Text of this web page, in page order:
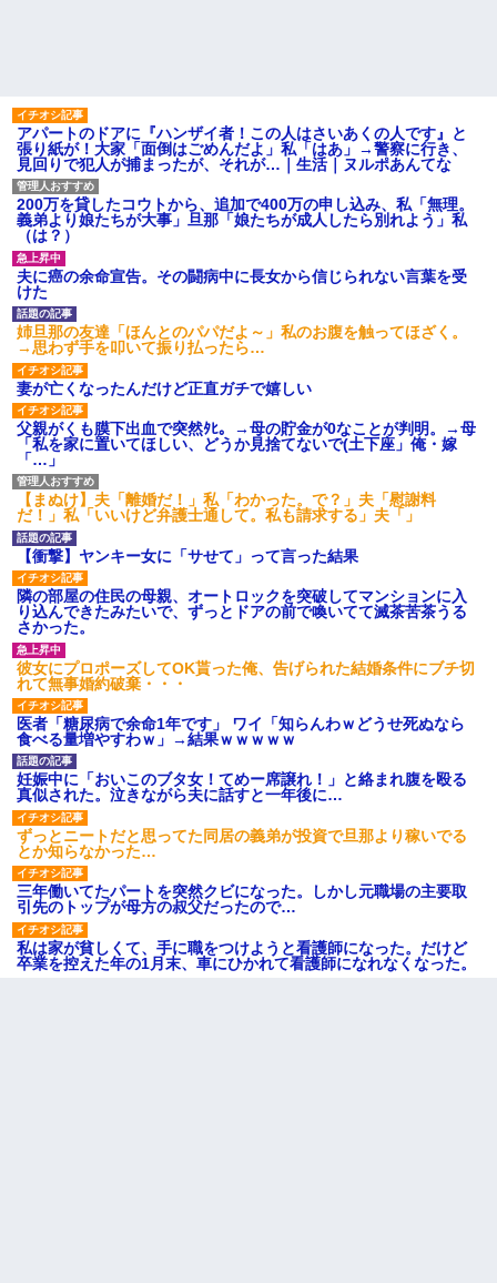
アパートのドアに『ハンザイ者！この人はさいあくの人です』と
張り紙が！大家「面倒はごめんだよ」私「はあ」→警察に行き、
見回りで犯人が捕まったが、それが…｜生活｜ヌルポあんてな
200万を貸したコウトから、追加で400万の申し込み、私「無理。
義弟より娘たちが大事」旦那「娘たちが成人したら別れよう」私
（は？）
夫に癌の余命宣告。その闘病中に長女から信じられない言葉を受
けた
姉旦那の友達「ほんとのパパだよ～」私のお腹を触ってほざく。
→思わず手を叩いて振り払ったら…
妻が亡くなったんだけど正直ガチで嬉しい
父親がくも膜下出血で突然ﾀﾋ。→母の貯金が0なことが判明。→母
「私を家に置いてほしい、どうか見捨てないで(土下座」俺・嫁
「…」
【まぬけ】夫「離婚だ！」私「わかった。で？」夫「慰謝料
だ！」私「いいけど弁護士通して。私も請求する」夫「」
【衝撃】ヤンキー女に「サせて」って言った結果
隣の部屋の住民の母親、オートロックを突破してマンションに入
り込んできたみたいで、ずっとドアの前で喚いてて滅茶苦茶うる
さかった。
彼女にプロポーズしてOK貰った俺、告げられた結婚条件にブチ切
れて無事婚約破棄・・・
医者「糖尿病で余命1年です」 ワイ「知らんわｗどうせ死ぬなら
食べる量増やすわｗ」→結果ｗｗｗｗｗ
妊娠中に「おいこのブタ女！てめー席譲れ！」と絡まれ腹を殴る
真似された。泣きながら夫に話すと一年後に…
ずっとニートだと思ってた同居の義弟が投資で旦那より稼いでる
とか知らなかった…
三年働いてたパートを突然クビになった。しかし元職場の主要取
引先のトップが母方の叔父だったので…
私は家が貧しくて、手に職をつけようと看護師になった。だけど
卒業を控えた年の1月末、車にひかれて看護師になれなくなった。